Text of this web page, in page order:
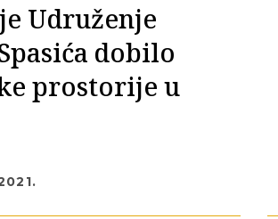
Udruženje
dobilo
prostorije u